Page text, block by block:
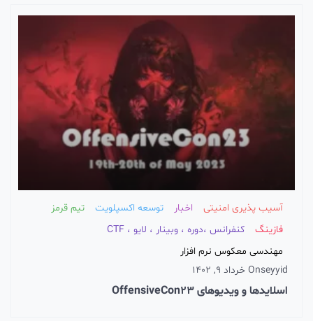
آسیب پذیری امنیتی اخبار توسعه اکسپلویت
تیم قرمز
فازینگ
کنفرانس ،دوره ، وبینار ، لایو ، CTF
مهندسی معکوس نرم افزار
seyyid
On خرداد 9, 1402
اسلایدها و ویدیوهای OffensiveCon23